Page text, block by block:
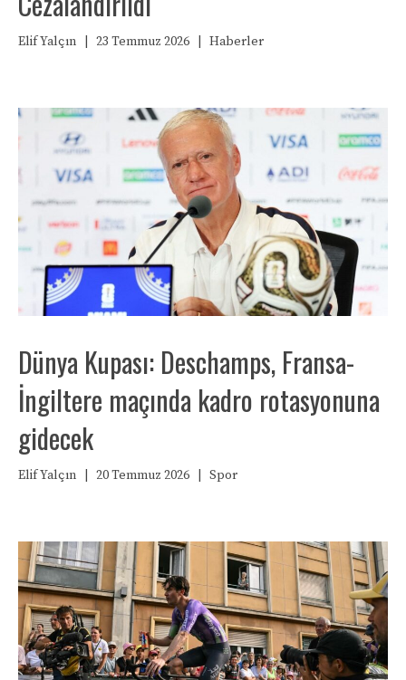
Elif Yalçın 23 Temmuz 2026 Haberler
Dünya Kupası: Deschamps, Fransa-
İngiltere maçında kadro rotasyonuna
gidecek
Elif Yalçın 20 Temmuz 2026 Spor